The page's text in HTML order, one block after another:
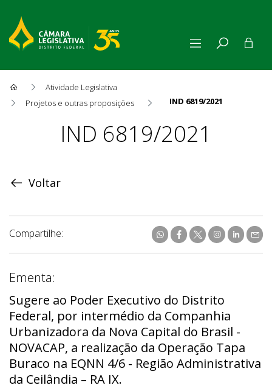
Atividade Legislativa
Projetos e outras proposições
IND 6819/2021
ProposiçãoIND 6819/2021
Voltar
Compartilhe:
Ementa:
Sugere ao Poder Executivo do Distrito
Federal, por intermédio da Companhia
Urbanizadora da Nova Capital do Brasil -
NOVACAP, a realização da Operação Tapa
Buraco na EQNN 4/6 - Região Administrativa
da Ceilândia – RA IX.